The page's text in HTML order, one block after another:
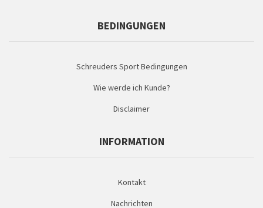
BEDINGUNGEN
Schreuders Sport Bedingungen
Wie werde ich Kunde?
Disclaimer
INFORMATION
Kontakt
Nachrichten